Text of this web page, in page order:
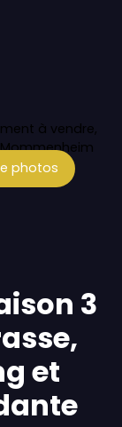
photos
3
et